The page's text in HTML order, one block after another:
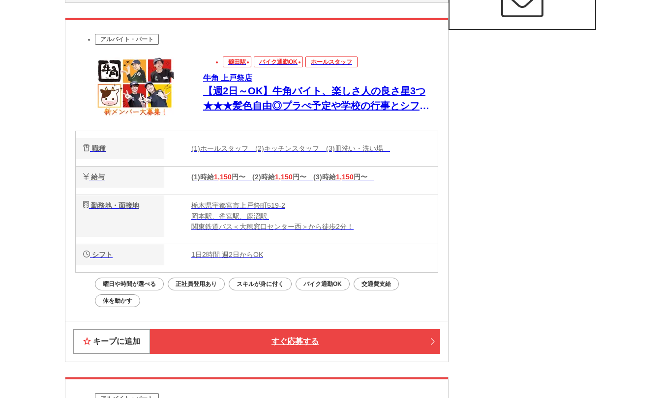
アルバイト・パート
鶴田駅 バイク通勤OK ホールスタッフ
牛角 上戸祭店
【週2日～OK】牛角バイト、楽しさ人の良さ星3つ
★★★髪色自由◎プラぺ予定や学校の行事とシフト
職種 (1)ホールスタッフ (2)キッチンスタッフ (3)皿洗い・洗い場
給与 (1)時給1,150円〜 (2)時給1,150円〜 (3)時給1,150円〜
勤務地・面接地
栃木県宇都宮市上戸祭町519-2
岡本駅、雀宮駅、鹿沼駅
関東鉄道バス＜大穂窓口センター西＞から徒歩2分！
シフト 1日2時間 週2日からOK
曜日や時間が選べる 正社員登用あり スキルが身に付く バイク通勤OK 交通費支給
体を動かす
キープに追加 すぐ応募する